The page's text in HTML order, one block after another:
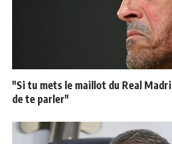
"Si tu mets le maillot du Real
de te parler"